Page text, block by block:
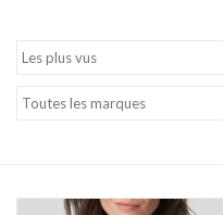
Homewear